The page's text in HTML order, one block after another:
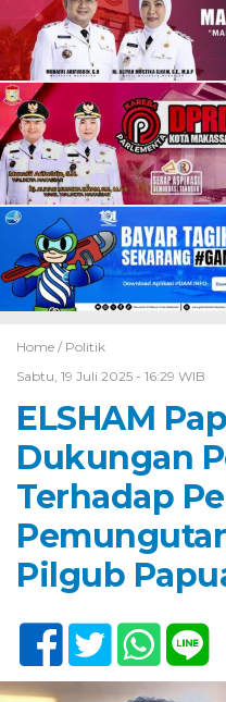
Home / Politik
Sabtu, 19 Juli 2025 - 16:29 WIB
ELSHAM
Dukungan
Terhadap
Pilgub